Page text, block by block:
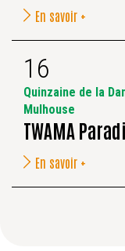
En savoir +
16
Quinzaine de la
Mulhouse
TWAMA
En savoir +